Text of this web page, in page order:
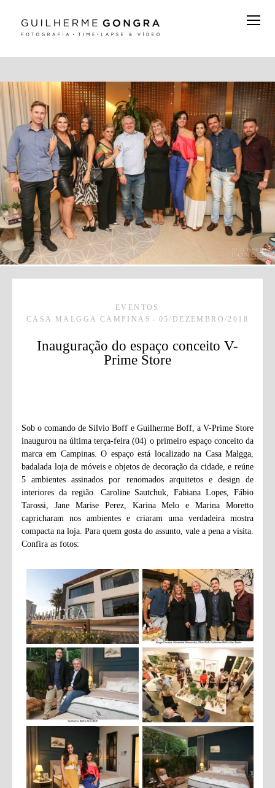
EVENTOS
CASA MALGGA CAMPINAS
05/DEZEMBRO/2018
Inauguração do espaço conceito V-
Prime Store
Sob o comando de Silvio Boff e Guilherme Boff, a V-Prime Store
inaugurou na última terça-feira (04) o primeiro espaço conceito da
marca em Campinas. O espaço está localizado na Casa Malgga,
badalada loja de móveis e objetos de decoração da cidade, e reúne
5 ambientes assinados por renomados arquitetos e design de
interiores da região. Caroline Sautchuk, Fabiana Lopes, Fábio
Tarossi, Jane Marise Perez, Karina Melo e Marina Moretto
capricharam nos ambientes e criaram uma verdadeira mostra
compacta na loja. Para quem gosta do assunto, vale a pena a visita.
Confira as fotos: